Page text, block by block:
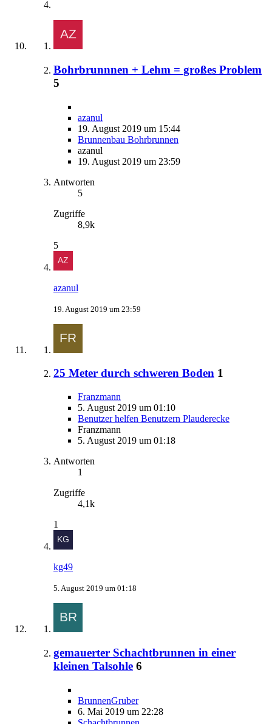
Bohrbrunnnen + Lehm = großes Problem
5
azanul
19. August 2019 um 15:44
Brunnenbau Bohrbrunnen
azanul
19. August 2019 um 23:59
Antworten
5
Zugriffe
8,9k
5
azanul
19. August 2019 um 23:59
25 Meter durch schweren Boden 1
Franzmann
5. August 2019 um 01:10
Benutzer helfen Benutzern Plauderecke
Franzmann
5. August 2019 um 01:18
Antworten
1
Zugriffe
4,1k
1
kg49
5. August 2019 um 01:18
gemauerter Schachtbrunnen in einer
kleinen Talsohle 6
BrunnenGruber
6. Mai 2019 um 22:28